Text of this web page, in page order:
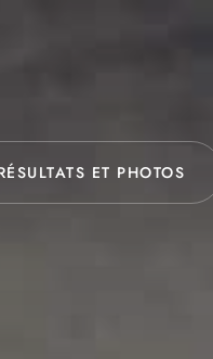
ET PHOTOS